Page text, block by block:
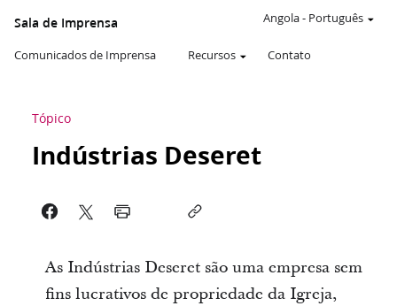
Sala de Imprensa
Comunicados de Imprensa Recursos Contato
Angola- Português
Tópico
Indústrias Deseret
As Indústrias Deseret são uma empresa sem
fins lucrativos de propriedade da Igreja,